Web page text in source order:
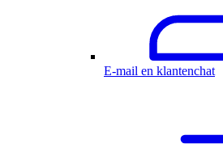
E-mail en klantenchat